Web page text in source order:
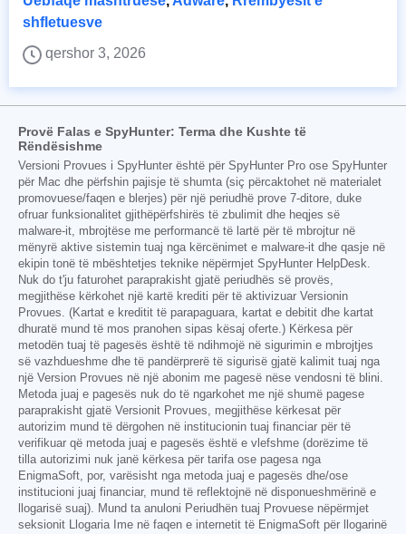
shfletuesve
qershor 3, 2026
Provë Falas e SpyHunter: Terma dhe Kushte të
Rëndësishme
Versioni Provues i SpyHunter është për SpyHunter Pro ose SpyHunter
për Mac dhe përfshin pajisje të shumta (siç përcaktohet në materialet
promovuese/faqen e blerjes) për një periudhë prove 7-ditore, duke
ofruar funksionalitet gjithëpërfshirës të zbulimit dhe heqjes së
malware-it, mbrojtëse me performancë të lartë për të mbrojtur në
mënyrë aktive sistemin tuaj nga kërcënimet e malware-it dhe qasje në
ekipin tonë të mbështetjes teknike nëpërmjet SpyHunter HelpDesk.
Nuk do t'ju faturohet paraprakisht gjatë periudhës së provës,
megjithëse kërkohet një kartë krediti për të aktivizuar Versionin
Provues. (Kartat e kreditit të parapaguara, kartat e debitit dhe kartat
dhuratë mund të mos pranohen sipas kësaj oferte.) Kërkesa për
metodën tuaj të pagesës është të ndihmojë në sigurimin e mbrojtjes
së vazhdueshme dhe të pandërprerë të sigurisë gjatë kalimit tuaj nga
një Version Provues në një abonim me pagesë nëse vendosni të blini.
Metoda juaj e pagesës nuk do të ngarkohet me një shumë pagese
paraprakisht gjatë Versionit Provues, megjithëse kërkesat për
autorizim mund të dërgohen në institucionin tuaj financiar për të
verifikuar që metoda juaj e pagesës është e vlefshme (dorëzime të
tilla autorizimi nuk janë kërkesa për tarifa ose pagesa nga
EnigmaSoft, por, varësisht nga metoda juaj e pagesës dhe/ose
institucioni juaj financiar, mund të reflektojnë në disponueshmërinë e
llogarisë suaj). Mund ta anuloni Periudhën tuaj Provuese nëpërmjet
seksionit Llogaria Ime në faqen e internetit të EnigmaSoft për llogarinë